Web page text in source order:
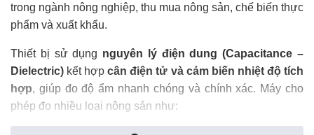
trong ngành nông nghiệp, thu mua nông sản, chế biến thực
phẩm và xuất khẩu.
Thiết bị sử dụng nguyên lý điện dung (Capacitance –
Dielectric) kết hợpcân điện tử và cảm biến nhiệt độ tích
hợp, giúp đo độ ẩm nhanh chóng và chính xác. Máy cho
phép đo nhiều loại nông sản như: